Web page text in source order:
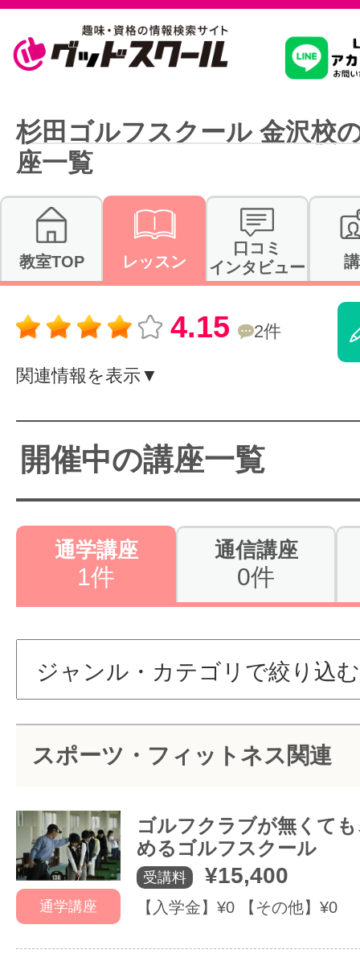
習いたいこ
駅・路線か
通信講座を
やりたいこ
特集をみる
グッドスク
掲載のお問
サイトマッ
杉田ゴルフスクール 金沢校
座一覧
教室TOP レッスン
口コミ
インタビュー
4.15 2件
関連情報を表示▼
開催中の講座一覧
通学講座
1件
通信講座
0件
スポーツ・フィットネス関連
通学講座
ゴルフクラブが無くて
めるゴルフスクール
受講料 ¥15,400
【入学金】¥0 【その他】¥0